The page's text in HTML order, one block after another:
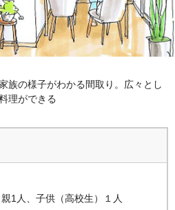
族の様子がわかる間取り。広々とし
理ができる
1人、子供（高校生）１人